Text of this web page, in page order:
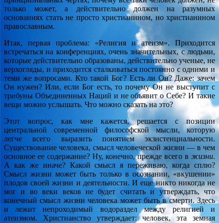
только может, а действительно должен на разумных
основаниях стать не просто христианином, но христианином
православным.
Итак, первая проблема: «Религия и атеизм». Приходится
встречаться на конференциях, очень значительных, с людьми,
которые действительно образованы, действительно ученые, не
верхогляды, и приходится сталкиваться постоянно с одними и
теми же вопросами. Кто такой Бог? Есть ли Он? Даже: зачем
Он нужен? Или, если Бог есть, то почему Он не выступит с
трибуны Объединенных Наций и не объявит о Себе? И такие
вещи можно услышать. Что можно сказать на это?
Этот вопрос, как мне кажется, решается с позиции
центральной современной философской мысли, которую
легче всего выразить понятием экзистенциальности.
Существование человека, смысл человеческой жизни — в чем
основное ее содержание? Ну, конечно, прежде всего в жизни.
А как же иначе? Какой смысл я переживаю, когда сплю?
Смысл жизни может быть только в осознании, «вкушении»
плодов своей жизни и деятельности. И еще никто никогда не
мог и во веки веков не будет считать и утверждать, что
конечный смысл жизни человека может быть в смерти. Здесь
и лежит непроходимый водораздел между религией и
атеизмом. Христианство утверждает: человек, эта земная